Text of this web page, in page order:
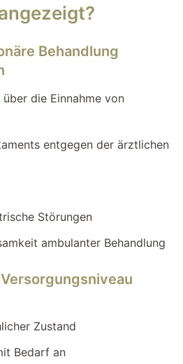
Behandlung
die Einnahme von
entgegen der ärztlichen
Störungen
ambulanter Behandlung
Zustand
Bedarf an